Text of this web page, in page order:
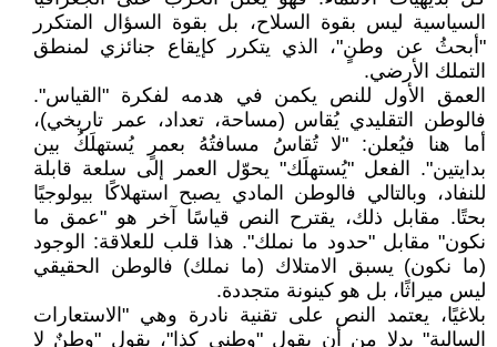
السياسية ليس بقوة السلاح، بل بقوة السؤال المتكرر
"أبحثُ عن وطنٍ"، الذي يتكرر كإيقاع جنائزي لمنطق
التملك الأرضي.
العمق الأول للنص يكمن في هدمه لفكرة "القياس".
فالوطن التقليدي يُقاس (مساحة، تعداد، عمر تاريخي)،
أما هنا فيُعلن: "لا تُقاسُ مسافتُهُ بعمرٍ يُستهلَكُ بين
بدايتين". الفعل "يُستهلَك" يحوّل العمر إلى سلعة قابلة
للنفاد، وبالتالي فالوطن المادي يصبح استهلاكًا بيولوجيًا
بحتًا. مقابل ذلك، يقترح النص قياسًا آخر هو "عمق ما
نكون" مقابل "حدود ما نملك". هذا قلب للعلاقة: الوجود
(ما نكون) يسبق الامتلاك (ما نملك) فالوطن الحقيقي
ليس ميراثًا، بل هو كينونة متجددة.
بلاغيًا، يعتمد النص على تقنية نادرة وهي "الاستعارات
السالبة" بدلا من أن يقول "وطني كذا"، يقول "وطنٌ لا